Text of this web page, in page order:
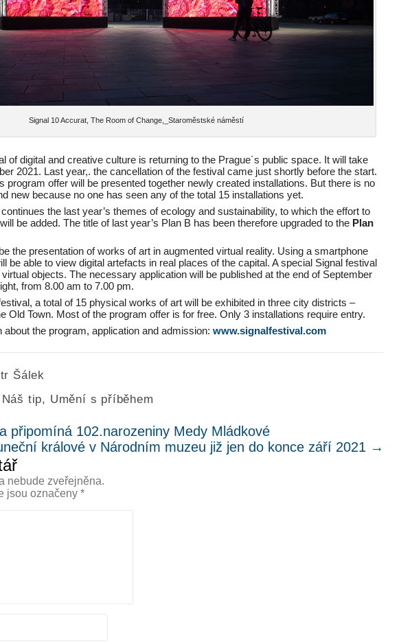
Signal 10 Accurat, The Room of Change,_Staroměstské náměstí
of digital and creative culture is returning to the Prague´s public space. It will take
2021. Last year,. the cancellation of the festival came just shortly before the start.
program offer will be presented together newly created installations. But there is no
new because no one has seen any of the total 15 installations yet.
the last year’s themes of ecology and sustainability, to which the effort to
be added. The title of last year’s Plan B has been therefore upgraded to the Plan
the presentation of works of art in augmented virtual reality. Using a smartphone
be able to view digital artefacts in real places of the capital. A special Signal festival
objects. The necessary application will be published at the end of September
from 8.00 am to 7.00 pm.
a total of 15 physical works of art will be exhibited in three city districts –
Old Town. Most of the program offer is for free. Only 3 installations require entry.
about the program, application and admission:www.signalfestival.com
Šálek
Náš tip, Umění s příběhem
připomíná 102.narozeniny Medy Mládkové
králové v Národním muzeu již jen do konce září 2021 →
nebude zveřejněna.
jsou označeny*